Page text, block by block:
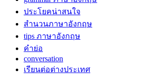
ประโยคน่าสนใจ
สำนวนภาษาอังกฤษ
tips ภาษาอังกฤษ
คำย่อ
conversation
เรียนต่อต่างประเทศ